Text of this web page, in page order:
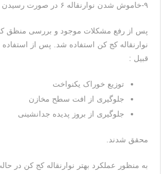
۹-خاموش شدن نوارنقاله ۶ در صورت رسیدن سطح یک مخزن به ۸۵%
پس از رفع مشکلات موجود و بررسی منظق
نوارنقاله کج کن استفاده شد. پس از استفاده
قبیل :
توزیع خوراک یکنواخت
جلوگیری از افت سطح مخازن
جلوگیری از بروز پدیده جدانشینی
محقق شدند.
به منظور عملکرد بهتر نوارنقاله کج کن در